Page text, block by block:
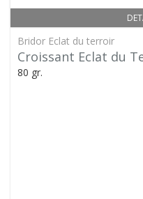
Bridor Eclat du terroir
Croissant Eclat du
80 gr.